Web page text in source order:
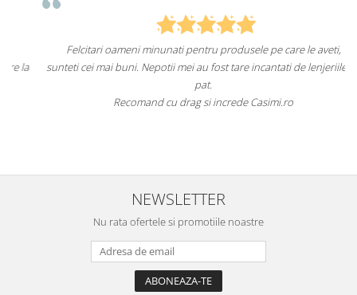
Felcitari oameni minunati pentru produsele pe care le aveti,
sunteti cei mai buni. Nepotii mei au fost tare incantati de lenjeriile de
Recomand cu drag si increde Casimi.ro
NEWSLETTER
Nu rata ofertele si promotiile noastre